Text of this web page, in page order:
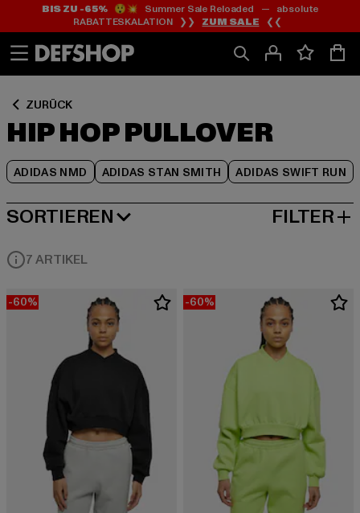
Zum
Inhalt
springen
Zum
Fußzeile
springen
BIS ZU -65%😲💥 Summer Sale Reloaded — absolute
RABATTESKALATION ❯❯ ZUM SALE ❮❮
ZURÜCK
HIP HOP PULLOVER
ADIDAS NMD ADIDAS STAN SMITH ADIDAS SWIFT RUN
Zum
Produktraster
springen
SORTIEREN
BELIEBTESTE FILTER
7 ARTIKEL
-60% -60%